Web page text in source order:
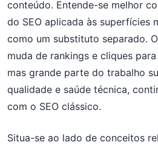
conteúdo. Entende-se melhor
do SEO aplicada às superfícies
como um substituto separado.
muda de rankings e cliques
mas grande parte do trabalho
qualidade e saúde técnica,
com o SEO clássico.
Situa-se ao lado de conceitos